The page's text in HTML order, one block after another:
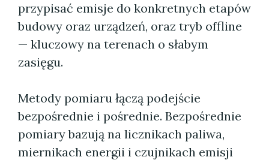
przypisać emisje do konkretnych etapów
budowy oraz urządzeń, oraz tryb offline
— kluczowy na terenach o słabym
zasięgu.
Metody pomiaru łączą podejście
bezpośrednie i pośrednie. Bezpośrednie
pomiary bazują na licznikach paliwa,
miernikach energii i czujnikach emisji